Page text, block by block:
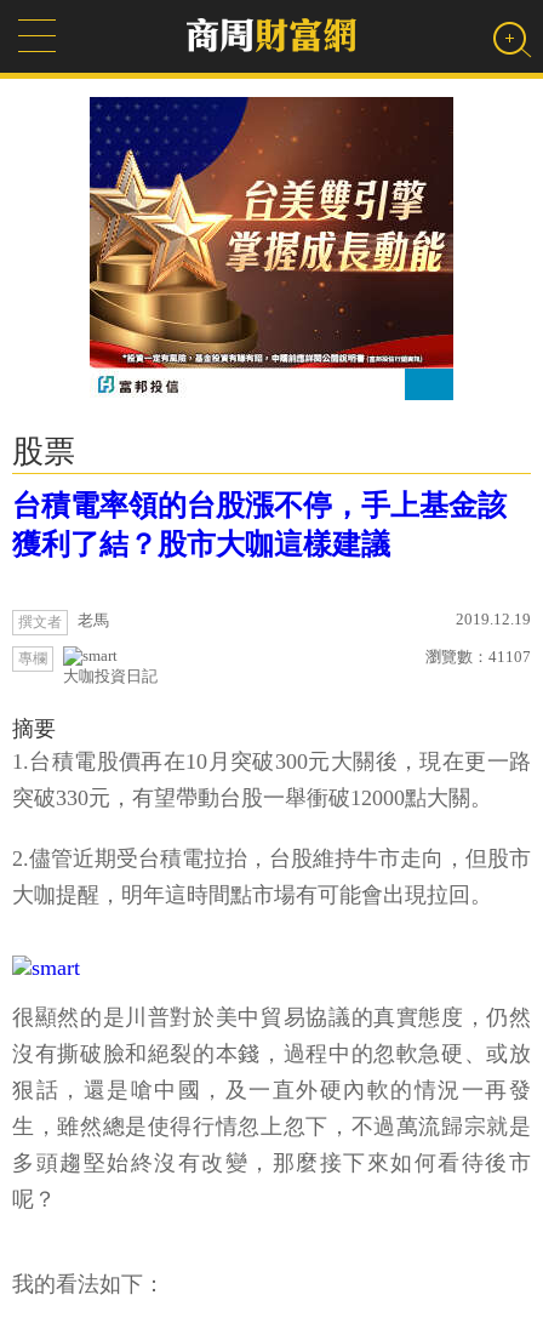
股票
台積電率領的台股漲不停，手上基金該
獲利了結？股市大咖這樣建議
撰文者 老馬 2019.12.19
專欄
大咖投資日記
瀏覽數： 41107
摘要
1.台積電股價再在10月突破300元大關後，現在更一路
突破330元，有望帶動台股一舉衝破12000點大關。
2.儘管近期受台積電拉抬，台股維持牛市走向，但股市
大咖提醒，明年這時間點市場有可能會出現拉回。
很顯然的是川普對於美中貿易協議的真實態度，仍然
沒有撕破臉和絕裂的本錢，過程中的忽軟急硬、或放
狠話，還是嗆中國，及一直外硬內軟的情況一再發
生，雖然總是使得行情忽上忽下，不過萬流歸宗就是
多頭趨堅始終沒有改變，那麼接下來如何看待後市
呢？
我的看法如下：